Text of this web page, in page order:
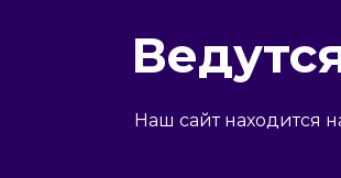
Наш сайт находится